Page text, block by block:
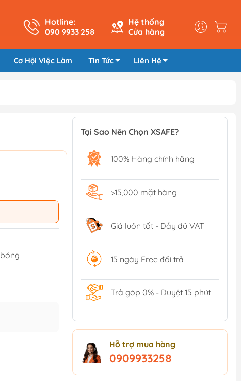
Hotline:
090 9933 258
Hệ thống
Cửa hàng
Cơ Hội Việc Làm Tin Tức Liên Hệ
Tại Sao Nên Chọn XSAFE?
100% Hàng chính hãng
>15,000 mặt hàng
Giá luôn tốt - Đầy đủ VAT
15 ngày Free đổi trả
Trả góp 0% - Duyệt 15 phút
Hỗ trợ mua hàng
0909933258